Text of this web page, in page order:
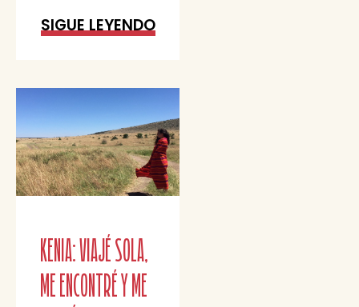
SIGUE LEYENDO
KENIA: VIAJÉ SOLA,
ME ENCONTRÉ Y ME